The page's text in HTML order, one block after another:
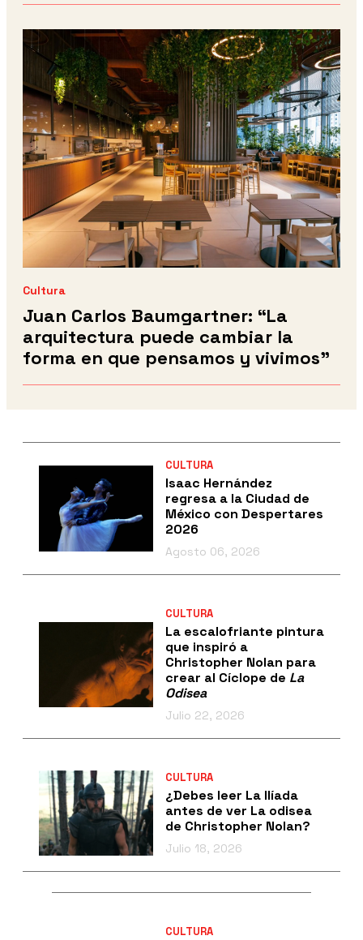
Cultura
Juan Carlos Baumgartner: “La
arquitectura puede cambiar la
forma en que pensamos y vivimos”
CULTURA
Isaac Hernández
regresa a la Ciudad de
México con Despertares
2026
Agosto 06, 2026
CULTURA
La escalofriante pintura
que inspiró a
Christopher Nolan para
crear al Cíclope de La
Odisea
Julio 22, 2026
CULTURA
¿Debes leer La Ilíada
antes de ver La odisea
de Christopher Nolan?
Julio 18, 2026
CULTURA